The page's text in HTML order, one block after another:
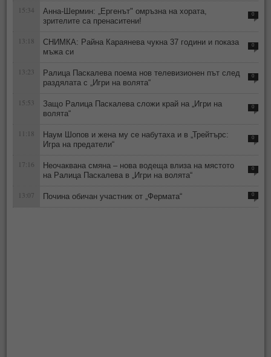
15:34
Анна-Шермин: „Ергенът" омръзна на хората,
зрителите са пренаситени!
0
13:18
СНИМКА: Райна Караянева чукна 37 години и показа
мъжа си
0
13:23
Ралица Паскалева поема нов телевизионен път след
раздялата с „Игри на волята“
0
15:53
Защо Ралица Паскалева сложи край на „Игри на
волята“
0
11:18
Наум Шопов и жена му се набутаха и в „Трейтърс:
Игра на предатели“
0
17:16
Неочаквана смяна – нова водеща влиза на мястото
на Ралица Паскалева в „Игри на волята“
0
13:07 Почина обичан участник от „Фермата“ 0